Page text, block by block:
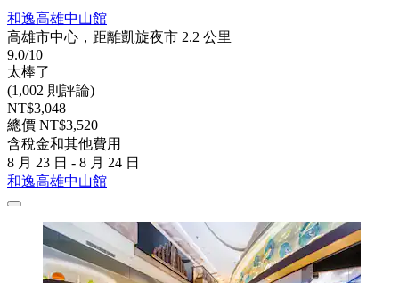
和逸高雄中山館
高雄市中心，距離凱旋夜市 2.2 公里
9.0/10
太棒了
(1,002 則評論)
NT$3,048
總價 NT$3,520
含稅金和其他費用
8 月 23 日 - 8 月 24 日
和逸高雄中山館